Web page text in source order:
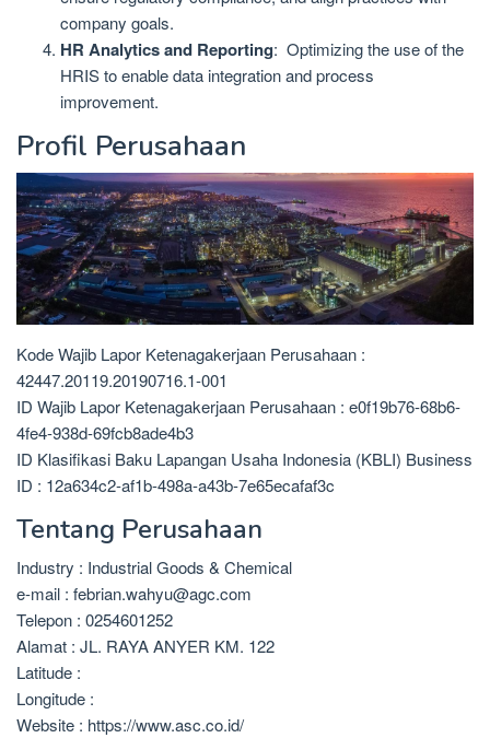
company goals.
HR Analytics and Reporting: Optimizing the use of the
HRIS to enable data integration and process
improvement.
Profil Perusahaan
Kode Wajib Lapor Ketenagakerjaan Perusahaan :
42447.20119.20190716.1-001
ID Wajib Lapor Ketenagakerjaan Perusahaan : e0f19b76-68b6-
4fe4-938d-69fcb8ade4b3
ID Klasifikasi Baku Lapangan Usaha Indonesia (KBLI) Business
ID : 12a634c2-af1b-498a-a43b-7e65ecafaf3c
Tentang Perusahaan
Industry : Industrial Goods & Chemical
e-mail : febrian.wahyu@agc.com
Telepon : 0254601252
Alamat : JL. RAYA ANYER KM. 122
Latitude :
Longitude :
Website : https://www.asc.co.id/